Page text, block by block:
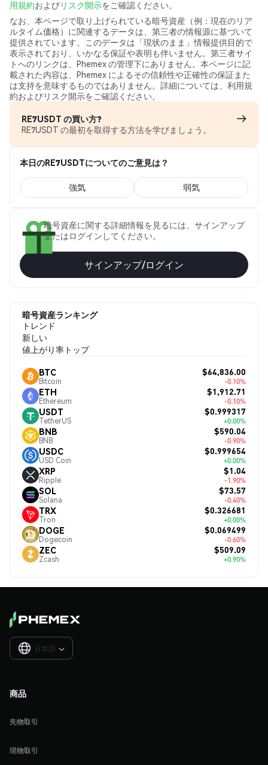
用規約およびリスク開示をご確認ください。
なお、本ページで取り上げられている暗号資産（例：現在のリア
ルタイム価格）に関連するデータは、第三者の情報源に基づいて
提供されています。このデータは「現状のまま」情報提供目的で
表示されており、いかなる保証や表明も伴いません。第三者サイ
トへのリンクは、Phemex の管理下にありません。本ページに記
載された内容は、Phemex によるその信頼性や正確性の保証また
は支持を意味するものではありません。詳細については、利用規
約およびリスク開示をご確認ください。
RE7USDT の買い方?
RE7USDT の最初を取得する方法を学びましょう。
本日のRE7USDTについてのご意見は？
強気 弱気
暗号資産に関する詳細情報を見るには、サインアップ
またはログインしてください。
サインアップ/ログイン
暗号資産ランキング
トレンド
新しい
値上がり率トップ
BTC
Bitcoin
$64,836.00
-0.10%
ETH
Ethereum
$1,912.71
-0.10%
USDT
TetherUS
$0.999317
+0.00%
BNB
BNB
$590.04
-0.90%
USDC
USD Coin
$0.999654
+0.00%
XRP
Ripple
$1.04
-1.90%
SOL
Solana
$73.57
-0.40%
TRX
Tron
$0.326681
+0.00%
DOGE
Dogecoin
$0.069499
-0.60%
ZEC
Zcash
$509.09
+0.90%
日本語 
商品
先物取引
現物取引